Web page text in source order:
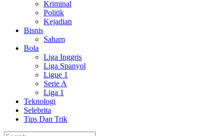
Kriminal
Politik
Kejadian
Bisnis
Saham
Bola
Liga Inggris
Liga Spanyol
Ligue 1
Serie A
Liga 1
Teknologi
Selebrita
Tips Dan Trik